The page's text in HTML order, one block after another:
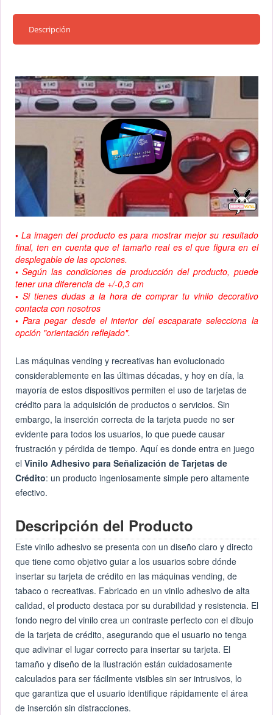
Descripción
• La imagen del producto es para mostrar mejor su resultado
final, ten en cuenta que el tamaño real es el que figura en el
desplegable de las opciones.
• Según las condiciones de producción del producto, puede
tener una diferencia de +/-0,3 cm
• Si tienes dudas a la hora de comprar tu vinilo decorativo
contacta con nosotros
• Para pegar desde el interior del escaparate selecciona la
opción "orientación reflejado".
Las máquinas vending y recreativas han evolucionado
considerablemente en las últimas décadas, y hoy en día, la
mayoría de estos dispositivos permiten el uso de tarjetas de
crédito para la adquisición de productos o servicios. Sin
embargo, la inserción correcta de la tarjeta puede no ser
evidente para todos los usuarios, lo que puede causar
frustración y pérdida de tiempo. Aquí es donde entra en juego
el Vinilo Adhesivo para Señalización de Tarjetas de
Crédito: un producto ingeniosamente simple pero altamente
efectivo.
Descripción del Producto
Este vinilo adhesivo se presenta con un diseño claro y directo
que tiene como objetivo guiar a los usuarios sobre dónde
insertar su tarjeta de crédito en las máquinas vending, de
tabaco o recreativas. Fabricado en un vinilo adhesivo de alta
calidad, el producto destaca por su durabilidad y resistencia. El
fondo negro del vinilo crea un contraste perfecto con el dibujo
de la tarjeta de crédito, asegurando que el usuario no tenga
que adivinar el lugar correcto para insertar su tarjeta. El
tamaño y diseño de la ilustración están cuidadosamente
calculados para ser fácilmente visibles sin ser intrusivos, lo
que garantiza que el usuario identifique rápidamente el área
de inserción sin distracciones.